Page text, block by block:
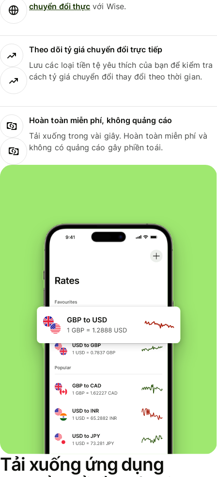
chuyển đổi thực với Wise.
Theo dõi tỷ giá chuyển đổi trực tiếp
Lưu các loại tiền tệ yêu thích của bạn để kiểm tra
cách tỷ giá chuyển đổi thay đổi theo thời gian.
Hoàn toàn miễn phí, không quảng cáo
Tải xuống trong vài giây. Hoàn toàn miễn phí và
không có quảng cáo gây phiền toái.
Tải xuống ứng dụng